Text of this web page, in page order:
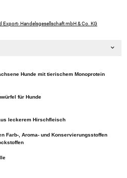
Handelsgesellschaft mbH & Co. KG
Hunde mit tierischem Monoprotein
für Hunde
leckerem Hirschfleisch
Farb-, Aroma- und Konservierungsstoffen